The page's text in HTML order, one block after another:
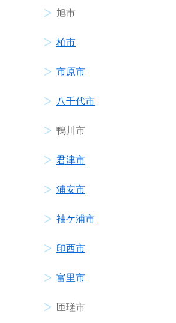
旭市
柏市
市原市
八千代市
鴨川市
君津市
浦安市
袖ケ浦市
印西市
富里市
匝瑳市